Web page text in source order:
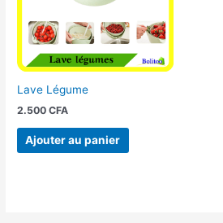
Lave Légume
2.500CFA
Ajouter au panier